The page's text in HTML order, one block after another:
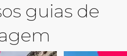
guias de